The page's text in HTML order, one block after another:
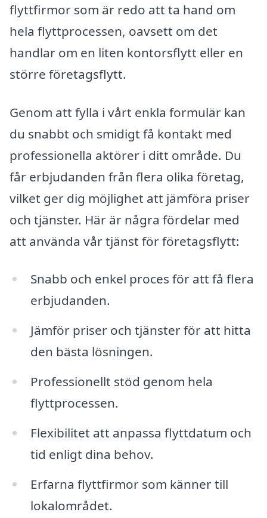
flyttfirmor som är redo att ta hand om
hela flyttprocessen, oavsett om det
handlar om en liten kontorsflytt eller en
större företagsflytt.
Genom att fylla i vårt enkla formulär kan
du snabbt och smidigt få kontakt med
professionella aktörer i ditt område. Du
får erbjudanden från flera olika företag,
vilket ger dig möjlighet att jämföra priser
och tjänster. Här är några fördelar med
att använda vår tjänst för företagsflytt:
Snabb och enkel proces för att få flera
erbjudanden.
Jämför priser och tjänster för att hitta
den bästa lösningen.
Professionellt stöd genom hela
flyttprocessen.
Flexibilitet att anpassa flyttdatum och
tid enligt dina behov.
Erfarna flyttfirmor som känner till
lokalområdet.